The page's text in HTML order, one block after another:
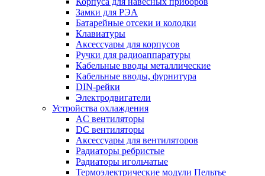
Замки для РЭА
Батарейные отсеки и колодки
Клавиатуры
Аксессуары для корпусов
Ручки для радиоаппаратуры
Кабельные вводы металлические
Кабельные вводы, фурнитура
DIN-рейки
Электродвигатели
Устройства охлаждения
AC вентиляторы
DC вентиляторы
Аксессуары для вентиляторов
Радиаторы ребристые
Радиаторы игольчатые
Термоэлектрические модули Пельтье